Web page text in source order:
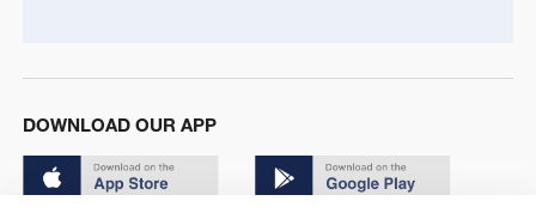
DOWNLOAD OUR APP